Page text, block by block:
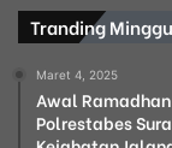
Tranding
Maret 4, 2025
Awal
Polrestabes